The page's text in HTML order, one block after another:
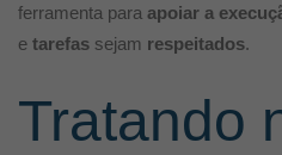
ferramenta para apoiar a
e tarefas sejam respeitados.
Tratando